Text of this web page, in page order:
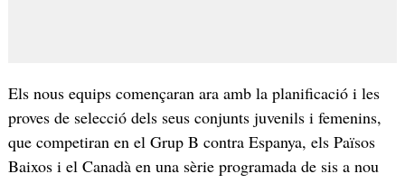
Els nous equips començaran ara amb la planificació i les
proves de selecció dels seus conjunts juvenils i femenins,
que competiran en el Grup B contra Espanya, els Països
Baixos i el Canadà en una sèrie programada de sis a nou